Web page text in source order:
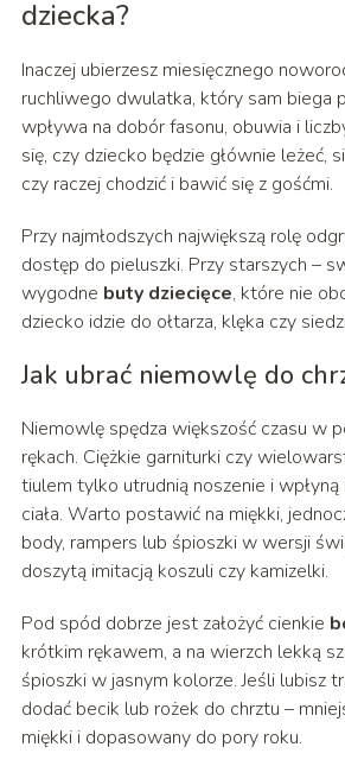
dziecka?
Inaczej ubierzesz miesięcznego
ruchliwego dwulatka, który sam biega
wpływa na dobór fasonu, obuwia i
się, czy dziecko będzie głównie leżeć,
czy raczej chodzić i bawić się z gośćmi.
Przy najmłodszych największą rolę
dostęp do pieluszki. Przy starszych –
wygodne buty dziecięce, które nie
dziecko idzie do ołtarza, klęka czy
Jak ubrać niemowlę do
Niemowlę spędza większość czasu w
rękach. Ciężkie garniturki czy
tiulem tylko utrudnią noszenie i
ciała. Warto postawić na miękki,
body, rampers lub śpioszki w wersji
doszytą imitacją koszuli czy kamizelki.
Pod spód dobrze jest założyć cienkie
krótkim rękawem, a na wierzch lekką
śpioszki w jasnym kolorze. Jeśli lubisz
dodać becik lub rożek do chrztu –
miękki i dopasowany do pory roku.